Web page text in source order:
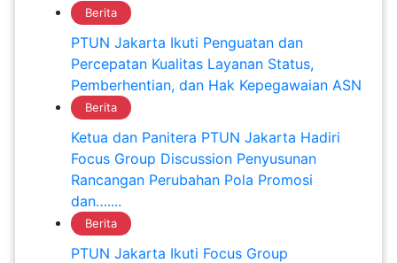
Berita
PTUN Jakarta Ikuti Penguatan dan
Percepatan Kualitas Layanan Status,
Pemberhentian, dan Hak Kepegawaian ASN
Berita
Ketua dan Panitera PTUN Jakarta Hadiri
Focus Group Discussion Penyusunan
Rancangan Perubahan Pola Promosi
dan…....
Berita
PTUN Jakarta Ikuti Focus Group